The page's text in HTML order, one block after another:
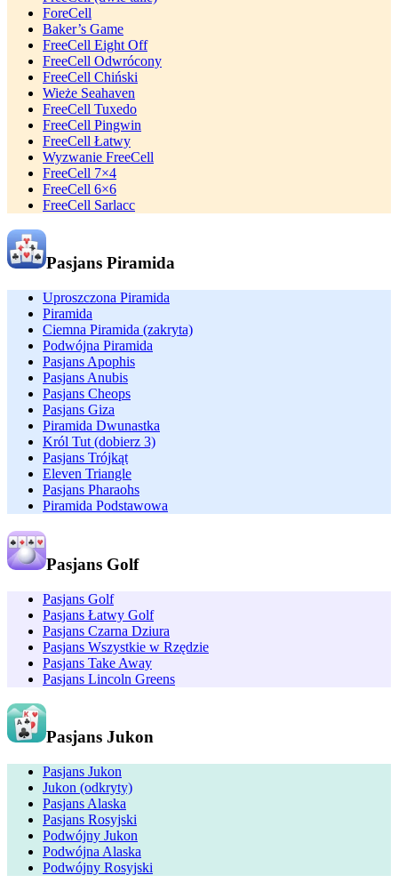
ForeCell
Baker’s Game
FreeCell Eight Off
FreeCell Odwrócony
FreeCell Chiński
Wieże Seahaven
FreeCell Tuxedo
FreeCell Pingwin
FreeCell Łatwy
Wyzwanie FreeCell
FreeCell 7×4
FreeCell 6×6
FreeCell Sarlacc
Pasjans Piramida
Uproszczona Piramida
Piramida
Ciemna Piramida (zakryta)
Podwójna Piramida
Pasjans Apophis
Pasjans Anubis
Pasjans Cheops
Pasjans Giza
Piramida Dwunastka
Król Tut (dobierz 3)
Pasjans Trójkąt
Eleven Triangle
Pasjans Pharaohs
Piramida Podstawowa
Pasjans Golf
Pasjans Golf
Pasjans Łatwy Golf
Pasjans Czarna Dziura
Pasjans Wszystkie w Rzędzie
Pasjans Take Away
Pasjans Lincoln Greens
Pasjans Jukon
Pasjans Jukon
Jukon (odkryty)
Pasjans Alaska
Pasjans Rosyjski
Podwójny Jukon
Podwójna Alaska
Podwójny Rosyjski